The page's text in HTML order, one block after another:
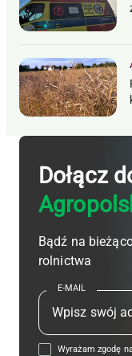
Dołącz
Bądź na
rolnictwa
E-MAIL
Wyrażam zgodę